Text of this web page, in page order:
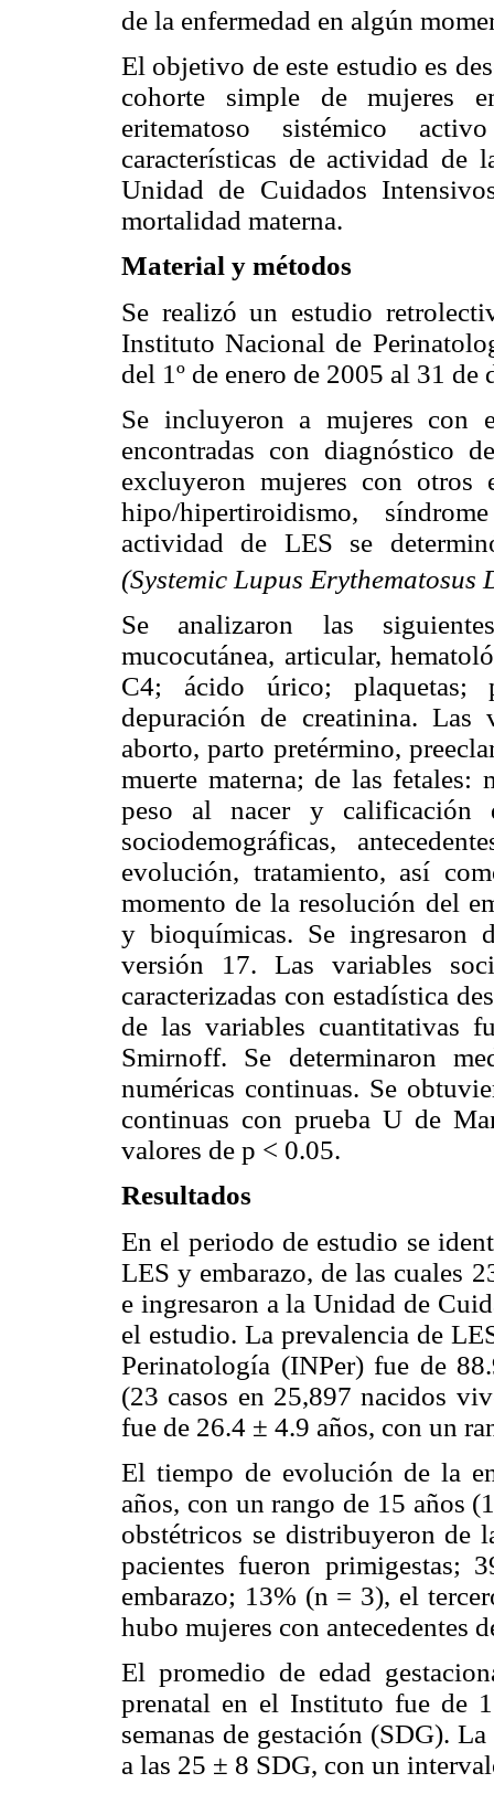
de la enfermedad en algún
El objetivo de este estudio es
cohorte simple de mujeres
eritematoso sistémico
características de actividad de
Unidad de Cuidados
mortalidad materna.
Material y métodos
Se realizó un estudio
Instituto Nacional de
del 1º de enero de 2005 al 31 de
Se incluyeron a mujeres con
encontradas con diagnóstico
excluyeron mujeres con otros
hipo/hipertiroidismo,
actividad de LES se
(Systemic Lupus Erythematosus
Se analizaron las
mucocutánea, articular,
C4; ácido úrico; plaquetas;
depuración de creatinina. Las
aborto, parto pretérmino,
muerte materna; de las
peso al nacer y calificación
sociodemográficas,
evolución, tratamiento, así
momento de la resolución del
y bioquímicas. Se ingresaron
versión 17. Las variables
caracterizadas con estadística
de las variables cuantitativas
Smirnoff. Se determinaron
numéricas continuas. Se
continuas con prueba U de
valores de p < 0.05.
Resultados
En el periodo de estudio se
LES y embarazo, de las cuales
e ingresaron a la Unidad de
el estudio. La prevalencia de
Perinatología (INPer) fue de
(23 casos en 25,897 nacidos
fue de 26.4 ± 4.9 años, con un
El tiempo de evolución de la
años, con un rango de 15 años
obstétricos se distribuyeron de
pacientes fueron primigestas;
embarazo; 13% (n = 3), el
hubo mujeres con antecedentes
El promedio de edad
prenatal en el Instituto fue de
semanas de gestación (SDG).
a las 25 ± 8 SDG, con un